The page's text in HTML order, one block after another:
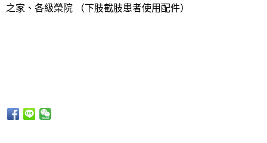
之家、各級榮院 （下肢截肢患者使用配件）